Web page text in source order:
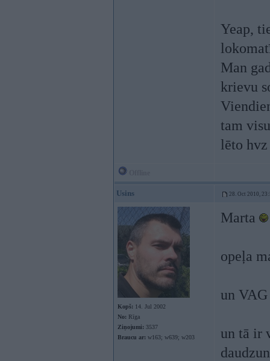
Yeap,
Man
krievu
tam
lēto
Usins 28. Oct 2010,
Kopš: 14. Jul 2002
No: Rīga
Ziņojumi: 3537
Braucu ar: w163; w639; w203
Marta
opeļa
un
un tā ir